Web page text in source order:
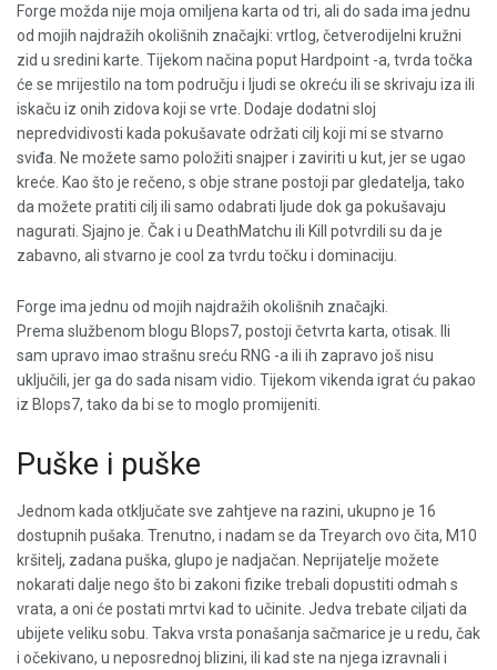
Forge možda nije moja omiljena karta od tri, ali do sada ima jednu
od mojih najdražih okolišnih značajki: vrtlog, četverodijelni kružni
zid u sredini karte. Tijekom načina poput Hardpoint -a, tvrda točka
će se mrijestilo na tom području i ljudi se okreću ili se skrivaju iza ili
iskaču iz onih zidova koji se vrte. Dodaje dodatni sloj
nepredvidivosti kada pokušavate održati cilj koji mi se stvarno
sviđa. Ne možete samo položiti snajper i zaviriti u kut, jer se ugao
kreće. Kao što je rečeno, s obje strane postoji par gledatelja, tako
da možete pratiti cilj ili samo odabrati ljude dok ga pokušavaju
nagurati. Sjajno je. Čak i u DeathMatchu ili Kill potvrdili su da je
zabavno, ali stvarno je cool za tvrdu točku i dominaciju.
Forge ima jednu od mojih najdražih okolišnih značajki.
Prema službenom blogu Blops7, postoji četvrta karta, otisak. Ili
sam upravo imao strašnu sreću RNG -a ili ih zapravo još nisu
uključili, jer ga do sada nisam vidio. Tijekom vikenda igrat ću pakao
iz Blops7, tako da bi se to moglo promijeniti.
Puške i puške
Jednom kada otključate sve zahtjeve na razini, ukupno je 16
dostupnih pušaka. Trenutno, i nadam se da Treyarch ovo čita, M10
kršitelj, zadana puška, glupo je nadjačan. Neprijatelje možete
nokarati dalje nego što bi zakoni fizike trebali dopustiti odmah s
vrata, a oni će postati mrtvi kad to učinite. Jedva trebate ciljati da
ubijete veliku sobu. Takva vrsta ponašanja sačmarice je u redu, čak
i očekivano, u neposrednoj blizini, ili kad ste na njega izravnali i